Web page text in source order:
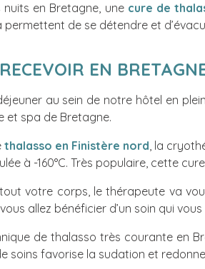
nuits en Bretagne, une cure de
de se détendre et
EN
au sein de notre hôtel en
et spa de Bretagne.
thalasso en Finistère nord, la
à -160°C. Très populaire, cette
votre corps, le thérapeute va
allez bénéficier d’un soin qui
de thalasso très courante en
soins favorise la sudation et